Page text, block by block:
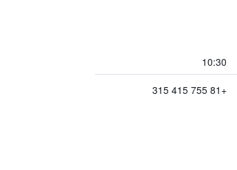
10:30
+81 755 415 315